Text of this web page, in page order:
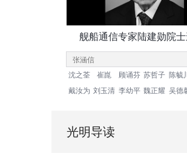
舰船通信专家陆建勋院
沈之荃 崔崑 顾诵芬 苏哲子 陈毓川
戴汝为 刘玉清 李幼平 魏正耀 吴德
光明导读